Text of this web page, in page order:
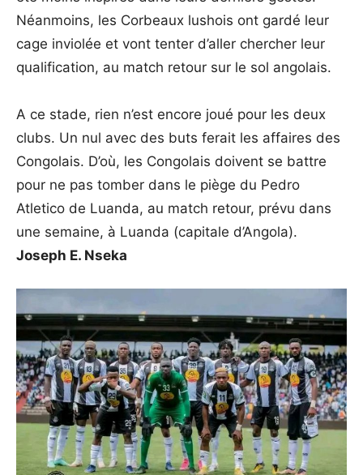
Néanmoins, les Corbeaux lushois ont gardé leur
cage inviolée et vont tenter d’aller chercher leur
qualification, au match retour sur le sol angolais.
A ce stade, rien n’est encore joué pour les deux
clubs. Un nul avec des buts ferait les affaires des
Congolais. D’où, les Congolais doivent se battre
pour ne pas tomber dans le piège du Pedro
Atletico de Luanda, au match retour, prévu dans
une semaine, à Luanda (capitale d’Angola).
Joseph E. Nseka